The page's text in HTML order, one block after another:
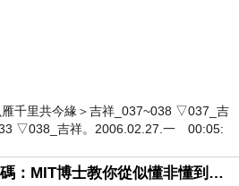
千里共今緣＞吉祥_037~038 ▽037_吉
▽038_吉祥。2006.02.27.一 00:05:
技能密碼：MIT博士教你從似懂非懂到穩定輸出，把專業變事業的職能升級攻略 /麥特．比恩(容錯)